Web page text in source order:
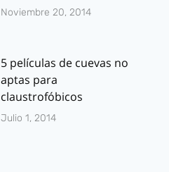
Noviembre 20, 2014
5 películas de cuevas no
aptas para
claustrofóbicos
Julio 1, 2014